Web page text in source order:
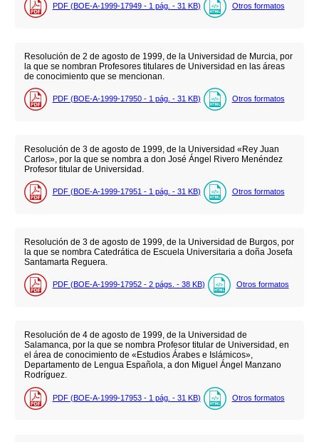
PDF (BOE-A-1999-17949 - 1 pág. - 31 KB) Otros formatos
Resolución de 2 de agosto de 1999, de la Universidad de Murcia, por
la que se nombran Profesores titulares de Universidad en las áreas
de conocimiento que se mencionan.
PDF (BOE-A-1999-17950 - 1 pág. - 31 KB) Otros formatos
Resolución de 3 de agosto de 1999, de la Universidad «Rey Juan
Carlos», por la que se nombra a don José Ángel Rivero Menéndez
Profesor titular de Universidad.
PDF (BOE-A-1999-17951 - 1 pág. - 31 KB) Otros formatos
Resolución de 3 de agosto de 1999, de la Universidad de Burgos, por
la que se nombra Catedrática de Escuela Universitaria a doña Josefa
Santamarta Reguera.
PDF (BOE-A-1999-17952 - 2 págs. - 38 KB) Otros formatos
Resolución de 4 de agosto de 1999, de la Universidad de
Salamanca, por la que se nombra Profesor titular de Universidad, en
el área de conocimiento de «Estudios Árabes e Islámicos»,
Departamento de Lengua Española, a don Miguel Ángel Manzano
Rodríguez.
PDF (BOE-A-1999-17953 - 1 pág. - 31 KB) Otros formatos